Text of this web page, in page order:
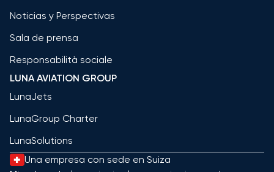
Noticias y Perspectivas
Sala de prensa
Responsabilità sociale
LUNA AVIATION GROUP
LunaJets
LunaGroup Charter
LunaSolutions
Una empresa con sede en Suiza